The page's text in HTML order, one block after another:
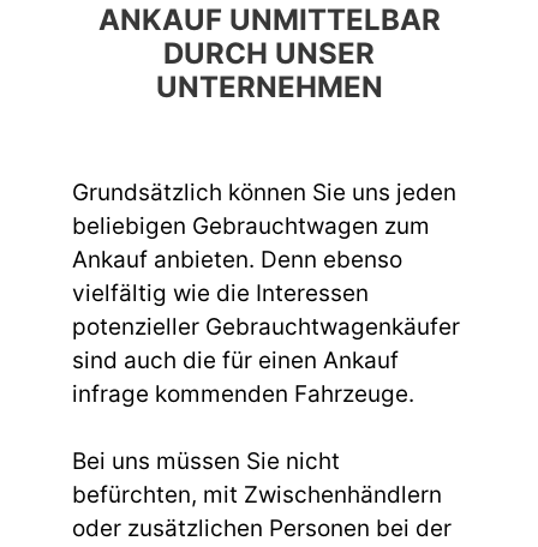
ANKAUF UNMITTELBAR
DURCH UNSER
UNTERNEHMEN
Grundsätzlich können Sie uns jeden
beliebigen Gebrauchtwagen zum
Ankauf anbieten. Denn ebenso
vielfältig wie die Interessen
potenzieller Gebrauchtwagenkäufer
sind auch die für einen Ankauf
infrage kommenden Fahrzeuge.
Bei uns müssen Sie nicht
befürchten, mit Zwischenhändlern
oder zusätzlichen Personen bei der